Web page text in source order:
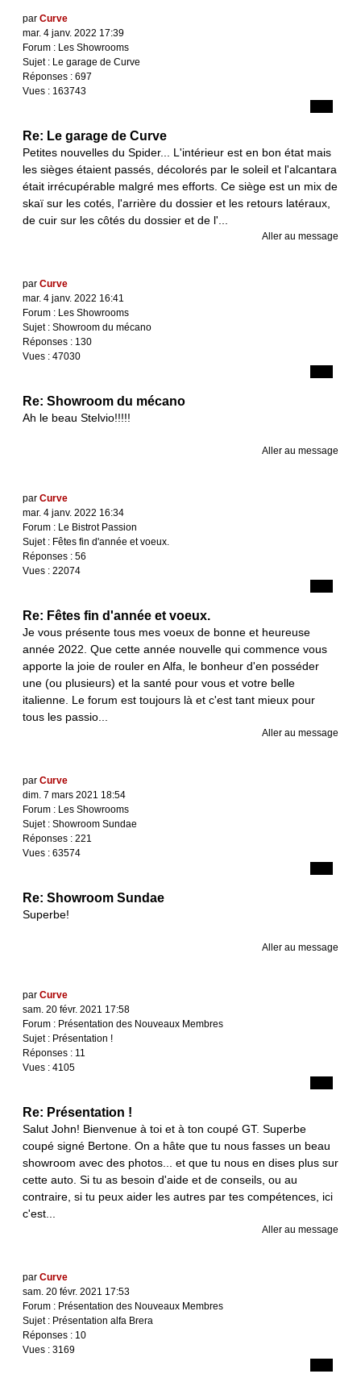
par Curve
mar. 4 janv. 2022 17:39
Forum : Les Showrooms
Sujet : Le garage de Curve
Réponses : 697
Vues : 163743
Re: Le garage de Curve
Petites nouvelles du Spider... L'intérieur est en bon état mais
les sièges étaient passés, décolorés par le soleil et l'alcantara
était irrécupérable malgré mes efforts. Ce siège est un mix de
skaï sur les cotés, l'arrière du dossier et les retours latéraux,
de cuir sur les côtés du dossier et de l'...
Aller au message
par Curve
mar. 4 janv. 2022 16:41
Forum : Les Showrooms
Sujet : Showroom du mécano
Réponses : 130
Vues : 47030
Re: Showroom du mécano
Ah le beau Stelvio!!!!!
Aller au message
par Curve
mar. 4 janv. 2022 16:34
Forum : Le Bistrot Passion
Sujet : Fêtes fin d'année et voeux.
Réponses : 56
Vues : 22074
Re: Fêtes fin d'année et voeux.
Je vous présente tous mes voeux de bonne et heureuse
année 2022. Que cette année nouvelle qui commence vous
apporte la joie de rouler en Alfa, le bonheur d'en posséder
une (ou plusieurs) et la santé pour vous et votre belle
italienne. Le forum est toujours là et c'est tant mieux pour
tous les passio...
Aller au message
par Curve
dim. 7 mars 2021 18:54
Forum : Les Showrooms
Sujet : Showroom Sundae
Réponses : 221
Vues : 63574
Re: Showroom Sundae
Superbe!
Aller au message
par Curve
sam. 20 févr. 2021 17:58
Forum : Présentation des Nouveaux Membres
Sujet : Présentation !
Réponses : 11
Vues : 4105
Re: Présentation !
Salut John! Bienvenue à toi et à ton coupé GT. Superbe
coupé signé Bertone. On a hâte que tu nous fasses un beau
showroom avec des photos... et que tu nous en dises plus sur
cette auto. Si tu as besoin d'aide et de conseils, ou au
contraire, si tu peux aider les autres par tes compétences, ici
c'est...
Aller au message
par Curve
sam. 20 févr. 2021 17:53
Forum : Présentation des Nouveaux Membres
Sujet : Présentation alfa Brera
Réponses : 10
Vues : 3169